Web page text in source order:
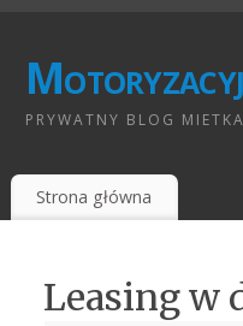
PRYWATNY BLOG MIETKA
Strona główna
Leasing w